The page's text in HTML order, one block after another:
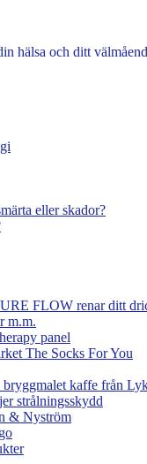
hälsa och ditt
eller skador?
FLOW renar ditt
m.m.
panel
The Socks For You
kaffe från
strålningsskydd
& Nyström